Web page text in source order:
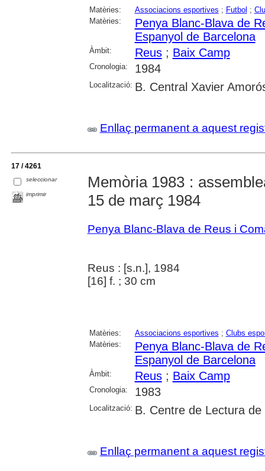
Matèries: Associacions esportives ; Futbol ;
Matèries:
Penya Blanc-Blava de
Espanyol de Barcelona
Àmbit: Reus; Baix Camp
Cronologia: 1984
Localització: B. Central Xavier
Enllaç permanent a aquest
17 / 4261
seleccionar
imprimir
Memòria 1983 :
15 de març 1984
Penya Blanc-Blava de Reus i
Reus : [s.n.], 1984
[16] f. ; 30 cm
Matèries: Associacions esportives ; Clubs
Matèries:
Penya Blanc-Blava de
Espanyol de Barcelona
Àmbit: Reus; Baix Camp
Cronologia: 1983
Localització: B. Centre de Lectura de
Enllaç permanent a aquest